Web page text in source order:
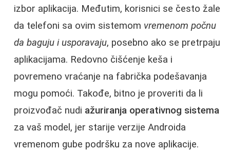
izbor aplikacija. Međutim, korisnici se često žale
da telefoni sa ovim sistemom vremenom počnu
da baguju i usporavaju, posebno ako se pretrpaju
aplikacijama. Redovno čišćenje keša i
povremeno vraćanje na fabrička podešavanja
mogu pomoći. Takođe, bitno je proveriti da li
proizvođač nudi ažuriranja operativnog sistema
za vaš model, jer starije verzije Androida
vremenom gube podršku za nove aplikacije.